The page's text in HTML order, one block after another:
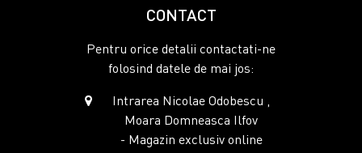
CONTACT
Pentru orice detalii contactati-ne
folosind datele de mai jos:
Intrarea Nicolae Odobescu ,
Moara Domneasca Ilfov
- Magazin exclusiv online